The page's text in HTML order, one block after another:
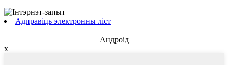
Адправіць электронны ліст
Андроід
x